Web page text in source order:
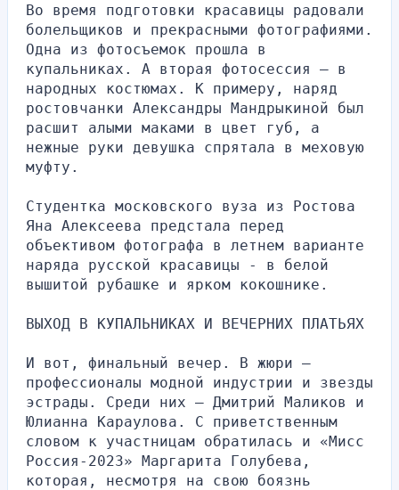
Во время подготовки красавицы радовали
болельщиков и прекрасными фотографиями.
Одна из фотосъемок прошла в
купальниках. А вторая фотосессия — в
народных костюмах. К примеру, наряд
ростовчанки Александры Мандрыкиной был
расшит алыми маками в цвет губ, а
нежные руки девушка спрятала в меховую
муфту.
Студентка московского вуза из Ростова
Яна Алексеева предстала перед
объективом фотографа в летнем варианте
наряда русской красавицы - в белой
вышитой рубашке и ярком кокошнике.
ВЫХОД В КУПАЛЬНИКАХ И ВЕЧЕРНИХ ПЛАТЬЯХ
И вот, финальный вечер. В жюри —
профессионалы модной индустрии и звезды
эстрады. Среди них — Дмитрий Маликов и
Юлианна Караулова. С приветственным
словом к участницам обратилась и «Мисс
Россия-2023» Маргарита Голубева,
которая, несмотря на свою боязнь